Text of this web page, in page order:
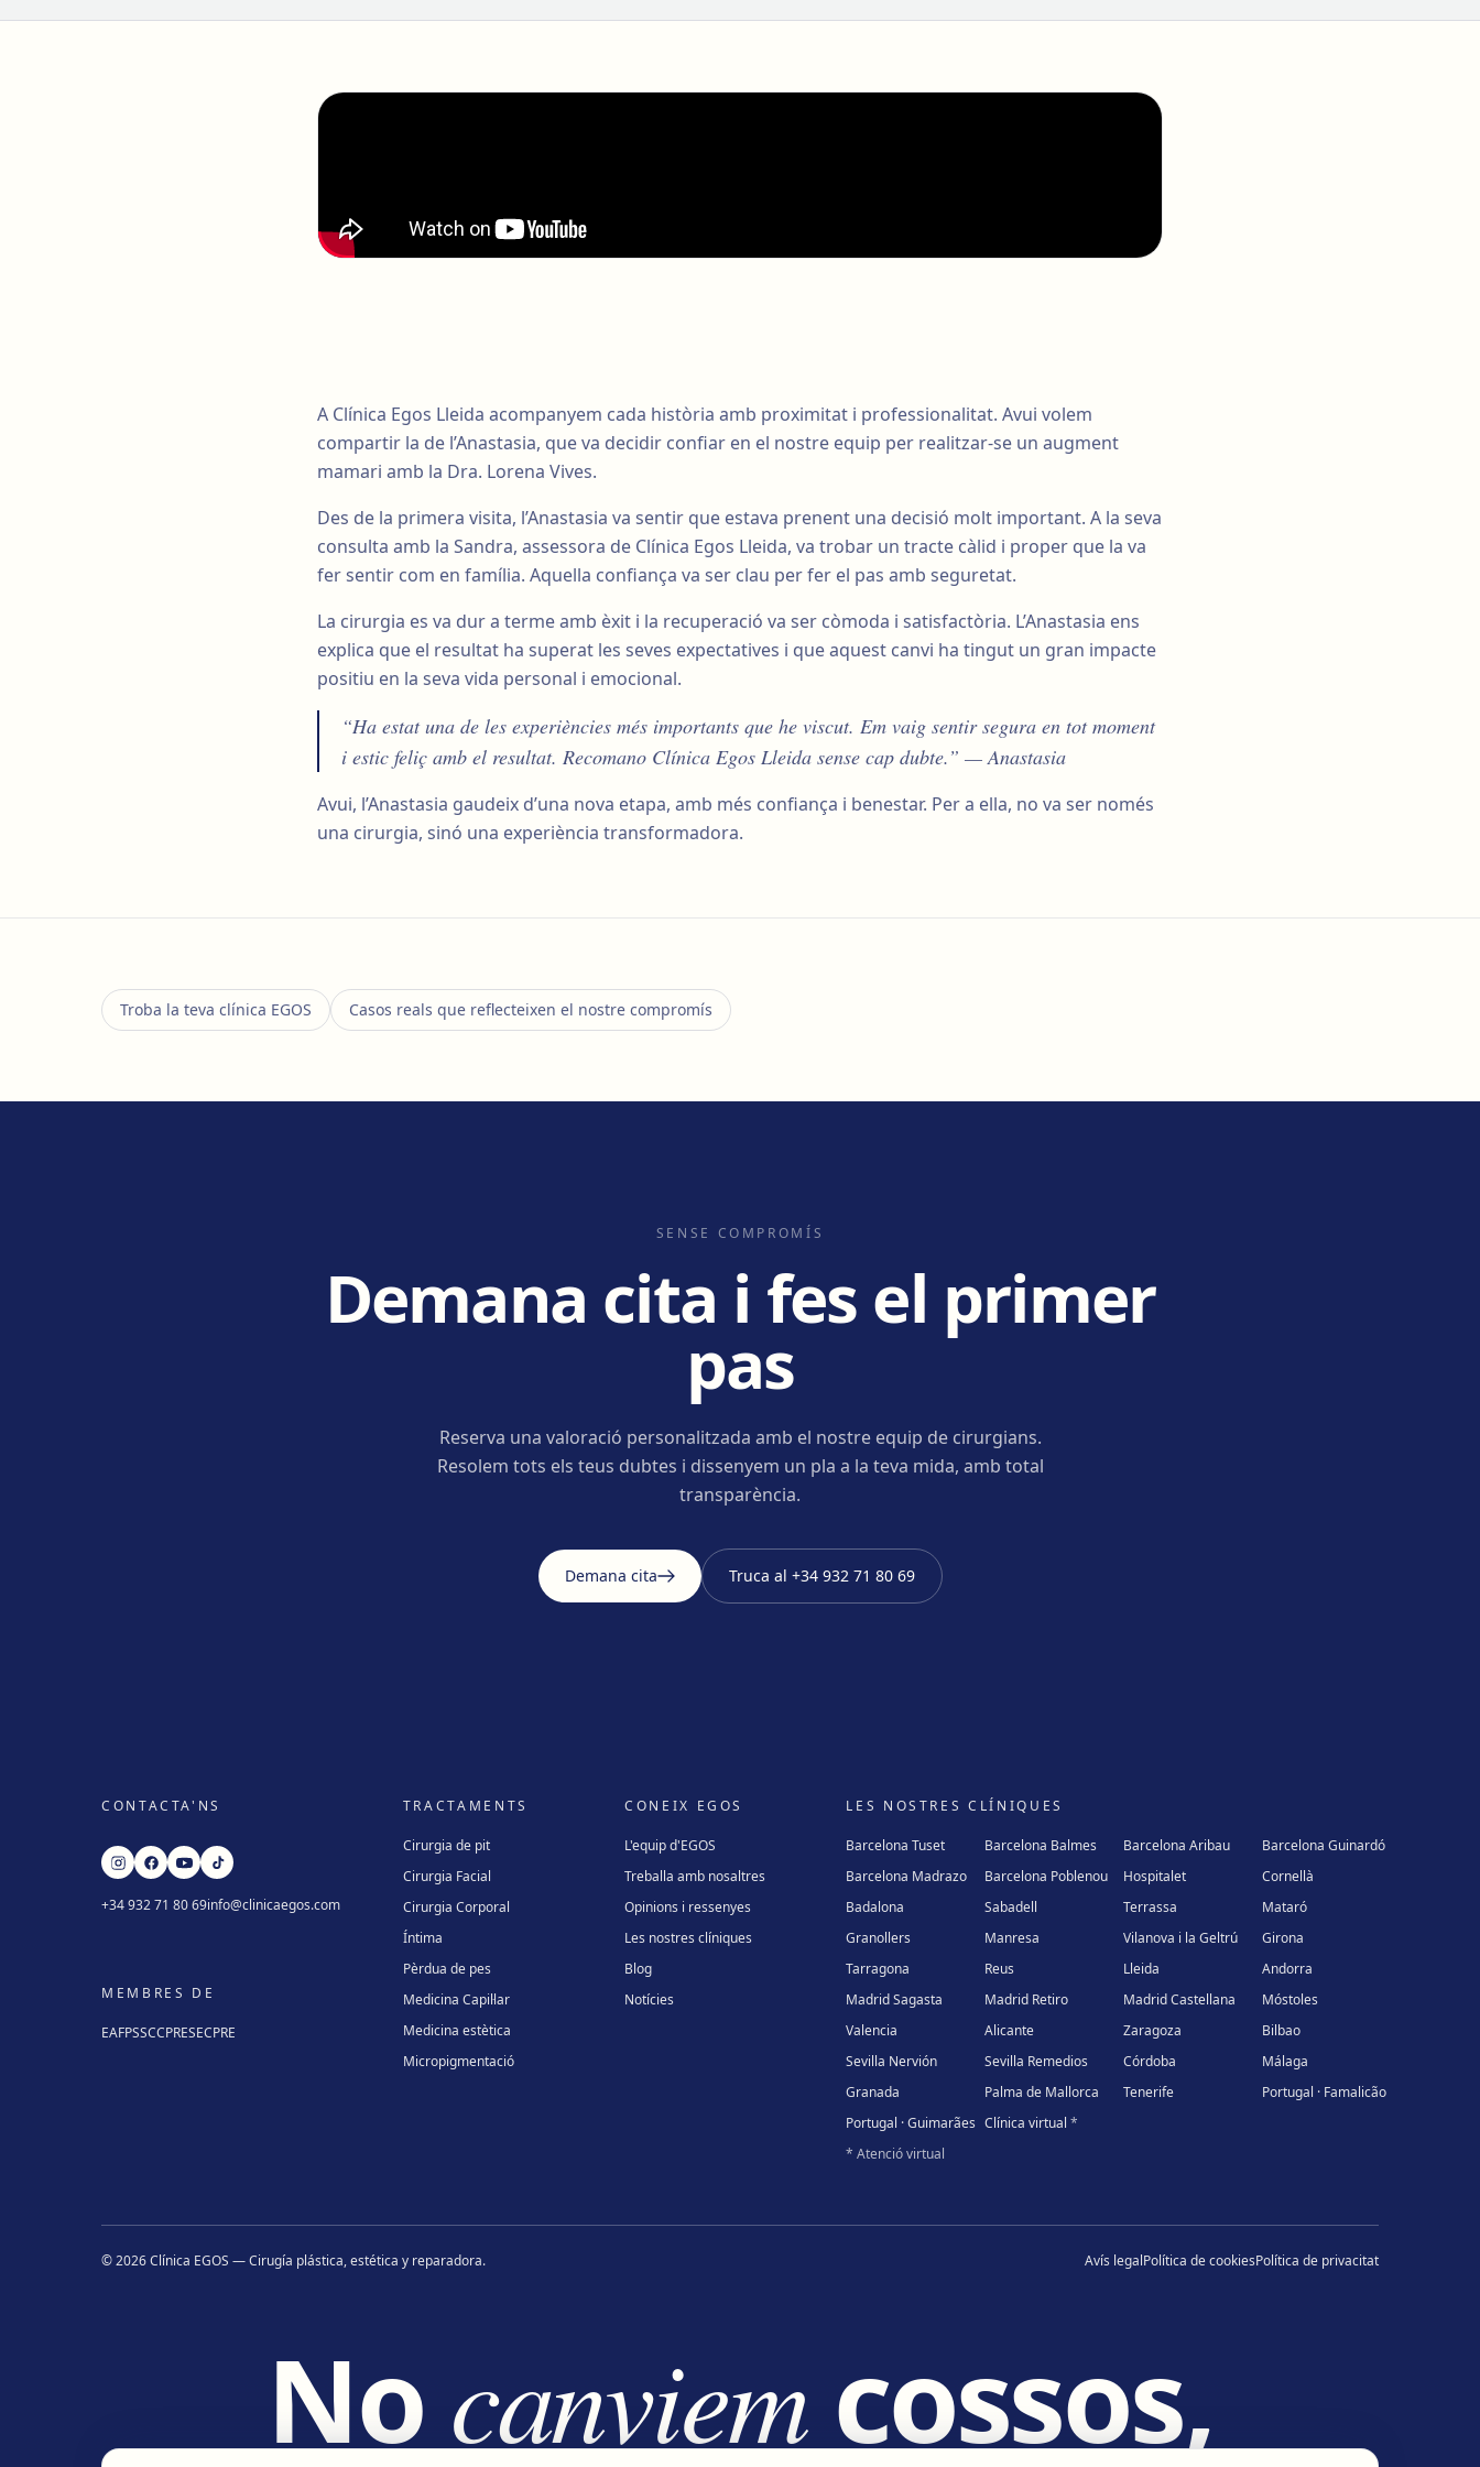
A Clínica Egos Lleida acompanyem cada història amb proximitat i professionalitat. Avui volem
compartir la de l’Anastasia, que va decidir confiar en el nostre equip per realitzar-se un augment
mamari amb la Dra. Lorena Vives.
Des de la primera visita, l’Anastasia va sentir que estava prenent una decisió molt important. A la seva
consulta amb la Sandra, assessora de Clínica Egos Lleida, va trobar un tracte càlid i proper que la va
fer sentir com en família. Aquella confiança va ser clau per fer el pas amb seguretat.
La cirurgia es va dur a terme amb èxit i la recuperació va ser còmoda i satisfactòria. L’Anastasia ens
explica que el resultat ha superat les seves expectatives i que aquest canvi ha tingut un gran impacte
positiu en la seva vida personal i emocional.
“Ha estat una de les experiències més importants que he viscut. Em vaig sentir segura en tot moment
i estic feliç amb el resultat. Recomano Clínica Egos Lleida sense cap dubte.” — Anastasia
Avui, l’Anastasia gaudeix d’una nova etapa, amb més confiança i benestar. Per a ella, no va ser només
una cirurgia, sinó una experiència transformadora.
Troba la teva clínica EGOS Casos reals que reflecteixen el nostre compromís
SENSE COMPROMÍS
Demana cita i fes el primer
pas
Reserva una valoració personalitzada amb el nostre equip de cirurgians.
Resolem tots els teus dubtes i dissenyem un pla a la teva mida, amb total
transparència.
Demana cita Truca al +34 932 71 80 69
CONTACTA'NS
+34 932 71 80 69info@clinicaegos.com
MEMBRES DE
EAFPSSCCPRESECPRE
TRACTAMENTS
Cirurgia de pit
Cirurgia Facial
Cirurgia Corporal
Íntima
Pèrdua de pes
Medicina Capil·lar
Medicina estètica
Micropigmentació
CONEIX EGOS
L'equip d'EGOS
Treballa amb nosaltres
Opinions i ressenyes
Les nostres clíniques
Blog
Notícies
LES NOSTRES CLÍNIQUES
Barcelona Tuset Barcelona Balmes Barcelona Aribau
Barcelona Guinardó
Barcelona Madrazo
Barcelona Poblenou Hospitalet
Cornellà
Badalona
Sabadell Terrassa
Mataró
Granollers
Manresa Vilanova i la Geltrú
Girona
Tarragona
Reus Lleida
Andorra
Madrid Sagasta
Madrid Retiro Madrid Castellana
Móstoles
Valencia
Alicante Zaragoza
Bilbao
Sevilla Nervión
Sevilla Remedios Córdoba
Málaga
Granada
Palma de Mallorca Tenerife
Portugal · Famalicão
Portugal · Guimarães Clínica virtual *
* Atenció virtual
©2026Clínica EGOS — Cirugía plástica, estética y reparadora. Avís legalPolítica de cookiesPolítica de privacitat
No canviemcossos,